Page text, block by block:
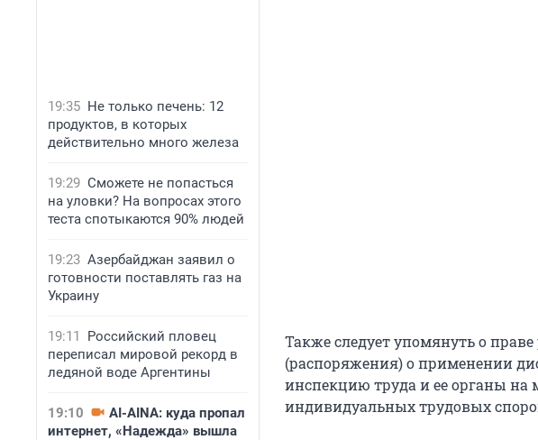
19:35 Не только печень: 12
продуктов, в которых
действительно много железа
19:29 Сможете не попасться
на уловки? На вопросах этого
теста спотыкаются 90% людей
19:23 Азербайджан заявил о
готовности поставлять газ на
Украину
19:11
Российский пловец
переписал мировой рекорд в
ледяной воде Аргентины
19:10
AI-AINA: куда пропал
интернет, «Надежда» вышла
Также следует упомянуть о
(распоряжения) о применении
инспекцию труда и ее органы на
индивидуальных трудовых